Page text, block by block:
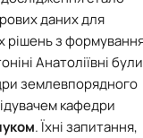
даних для
рішень з
Анатоліївні були
землевпорядного
кафедри
. Їхні запитання,